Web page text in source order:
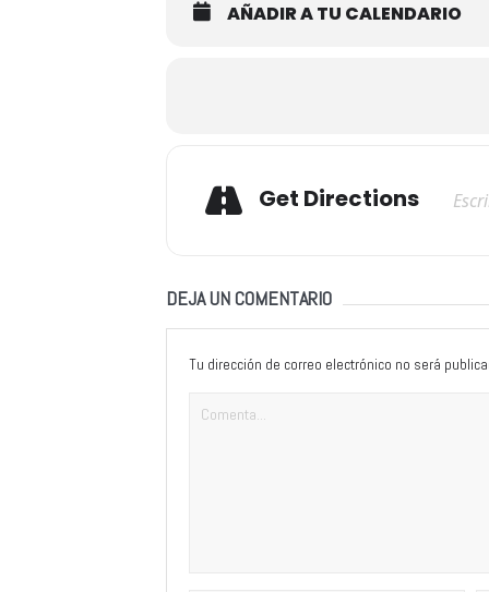
AÑADIR A TU CALENDARIO
Get Directions
DEJA UN COMENTARIO
Tu dirección de correo electrónico no será